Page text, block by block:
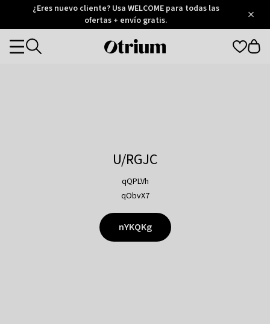
Otrium
Trustpilot
¿Eres nuevo cliente? Usa WELCOME para todas las
ofertas + envío gratis.
Otrium
Categories
U/RGJC
qQPLVh
qObvX7
nYKQKg